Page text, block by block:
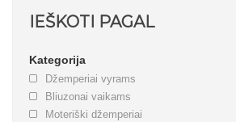
IEŠKOTI PAGAL
Kategorija
Džemperiai vyrams
Bliuzonai vaikams
Moteriški džemperiai